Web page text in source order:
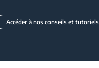
Accéder à nos conseils et tutoriels